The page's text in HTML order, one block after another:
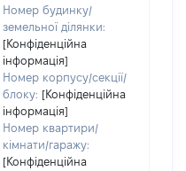
Номер будинку/
земельної ділянки:
[Конфіденційна
інформація]
Номер корпусу/секції/
блоку: [Конфіденційна
інформація]
Номер квартири/
кімнати/гаражу:
[Конфіденційна